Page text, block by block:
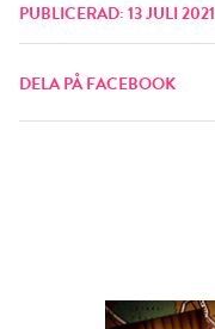
PUBLICERAD: 13 JULI 2021
DELA PÅ FACEBOOK